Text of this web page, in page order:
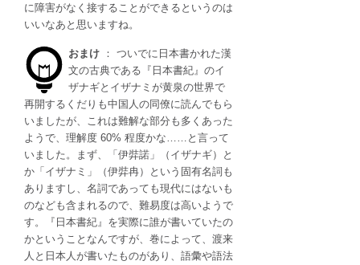
に障害がなく接することができるというのは
いいなあと思いますね。
おまけ ： ついでに日本書かれた漢
文の古典である『日本書紀』のイ
ザナギとイザナミが黄泉の世界で
再開するくだりも中国人の同僚に読んでもら
いましたが、これは難解な部分も多くあった
ようで、理解度 60% 程度かな……と言って
いました。まず、「伊弉諾」（イザナギ）と
か「イザナミ」（伊弉冉）という固有名詞も
ありますし、名詞であっても現代にはないも
のなども含まれるので、難易度は高いようで
す。『日本書紀』を実際に誰が書いていたの
かということなんですが、巻によって、渡来
人と日本人が書いたものがあり、語彙や語法